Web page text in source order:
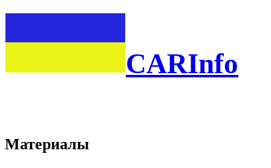
CARInfo
Материалы